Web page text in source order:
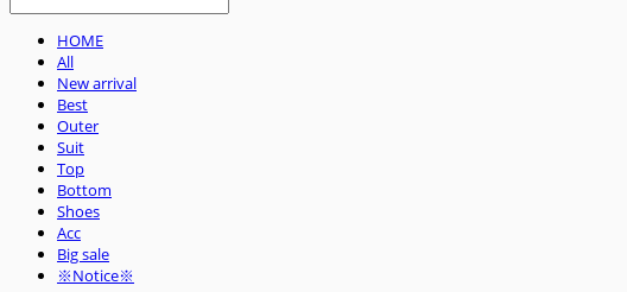
HOME
All
New arrival
Best
Outer
Suit
Top
Bottom
Shoes
Acc
Big sale
※Notice※